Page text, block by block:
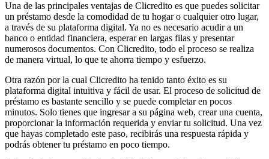
Una de las principales ventajas de Clicredito es que puedes solicitar
un préstamo desde la comodidad de tu hogar o cualquier otro lugar,
a través de su plataforma digital. Ya no es necesario acudir a un
banco o entidad financiera, esperar en largas filas y presentar
numerosos documentos. Con Clicredito, todo el proceso se realiza
de manera virtual, lo que te ahorra tiempo y esfuerzo.
Otra razón por la cual Clicredito ha tenido tanto éxito es su
plataforma digital intuitiva y fácil de usar. El proceso de solicitud de
préstamo es bastante sencillo y se puede completar en pocos
minutos. Solo tienes que ingresar a su página web, crear una cuenta,
proporcionar la información requerida y enviar tu solicitud. Una vez
que hayas completado este paso, recibirás una respuesta rápida y
podrás obtener tu préstamo en poco tiempo.